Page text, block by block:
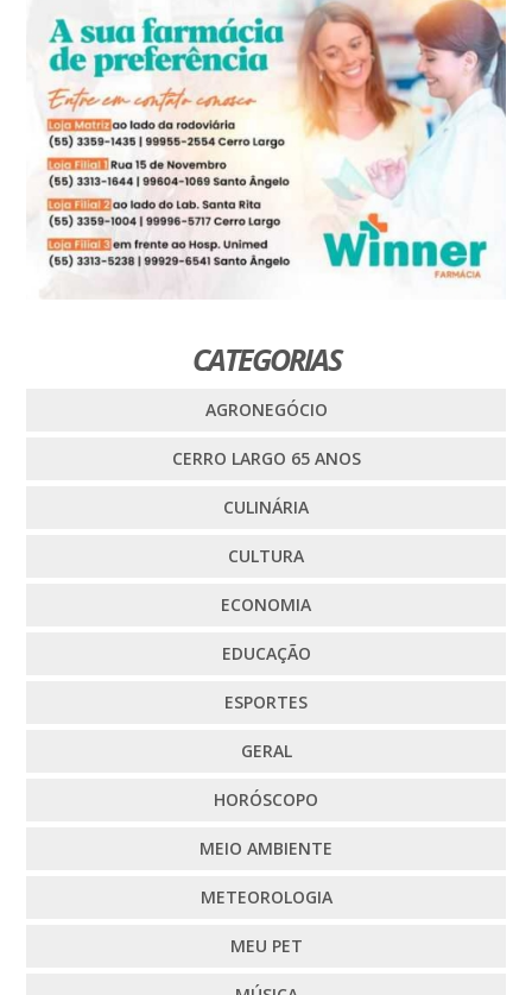
CATEGORIAS
AGRONEGÓCIO
CERRO LARGO 65 ANOS
CULINÁRIA
CULTURA
ECONOMIA
EDUCAÇÃO
ESPORTES
GERAL
HORÓSCOPO
MEIO AMBIENTE
METEOROLOGIA
MEU PET